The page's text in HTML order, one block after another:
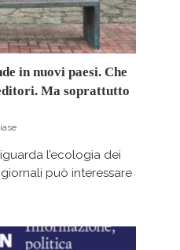
in nuovi paesi. Che
Ma soprattutto
l’ecologia dei
può interessare